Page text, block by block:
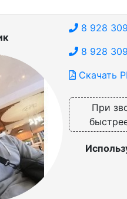
8 928
8 928
Скачать
При